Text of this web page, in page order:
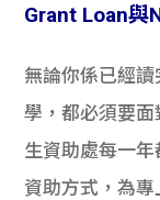
Grant Loan與
無論你係已經
學，都必須要
生資助處每一
資助方式，為